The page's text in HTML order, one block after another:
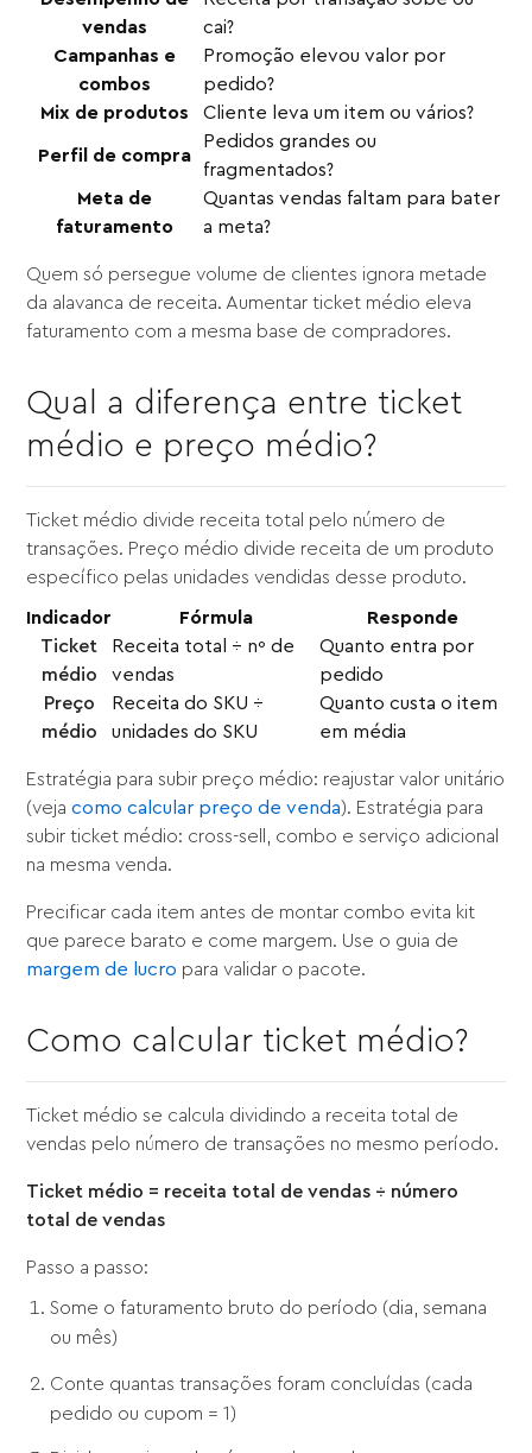
vendas
cai?
Campanhas e
combos
Promoção elevou valor por
pedido?
Mix de produtos
Cliente leva um item ou vários?
Perfil de compra
Pedidos grandes ou
fragmentados?
Meta de
faturamento
Quantas vendas faltam para bater
a meta?
Quem só persegue volume de clientes ignora metade
da alavanca de receita. Aumentar ticket médio eleva
faturamento com a mesma base de compradores.
Qual a diferença entre ticket
médio e preço médio?
Ticket médio divide receita total pelo número de
transações. Preço médio divide receita de um produto
específico pelas unidades vendidas desse produto.
Indicador Fórmula
Responde
Ticket
médio
Receita total ÷ nº de
vendas
Quanto entra por
pedido
Preço
médio
Receita do SKU ÷
unidades do SKU
Quanto custa o item
em média
Estratégia para subir preço médio: reajustar valor unitário
(vejacomo calcular preço de venda). Estratégia para
subir ticket médio: cross-sell, combo e serviço adicional
na mesma venda.
Precificar cada item antes de montar combo evita kit
que parece barato e come margem. Use o guia de
margem de lucro para validar o pacote.
Como calcular ticket médio?
Ticket médio se calcula dividindo a receita total de
vendas pelo número de transações no mesmo período.
Ticket médio = receita total de vendas ÷ número
total de vendas
Passo a passo:
Some o faturamento bruto do período (dia, semana
ou mês)
Conte quantas transações foram concluídas (cada
pedido ou cupom = 1)